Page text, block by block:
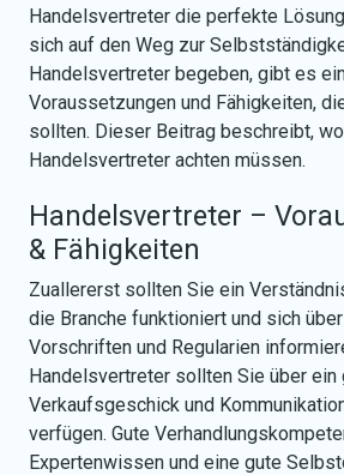
Handelsvertreter die perfekte
sich auf den Weg zur
Handelsvertreter begeben, gibt es
Voraussetzungen und Fähigkeiten,
sollten. Dieser Beitrag beschreibt,
Handelsvertreter achten müssen.
Handelsvertreter –
& Fähigkeiten
Zuallererst sollten Sie ein
die Branche funktioniert und sich
Vorschriften und Regularien
Handelsvertreter sollten Sie über ein
Verkaufsgeschick und
verfügen. Gute
Expertenwissen und eine gute